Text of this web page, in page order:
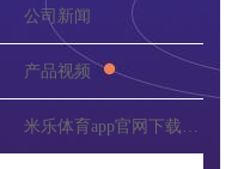
公司新闻
产品视频
米乐体育app官网下载的公告